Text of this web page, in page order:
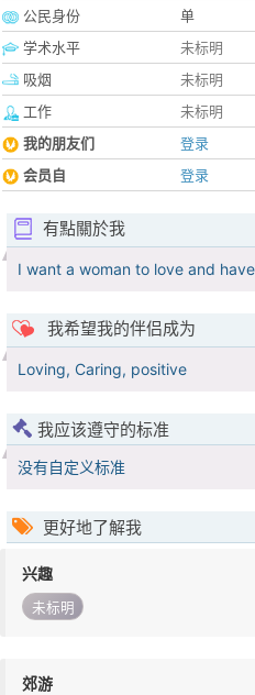
公民身份
单
学术水平
未标明
吸烟
未标明
工作
未标明
我的朋友们
登录
会员自
登录
有點關於我
I want a woman to love and
我希望我的伴侣成为
Loving, Caring, positive
我应该遵守的标准
没有自定义标准
更好地了解我
兴趣
未标明
郊游